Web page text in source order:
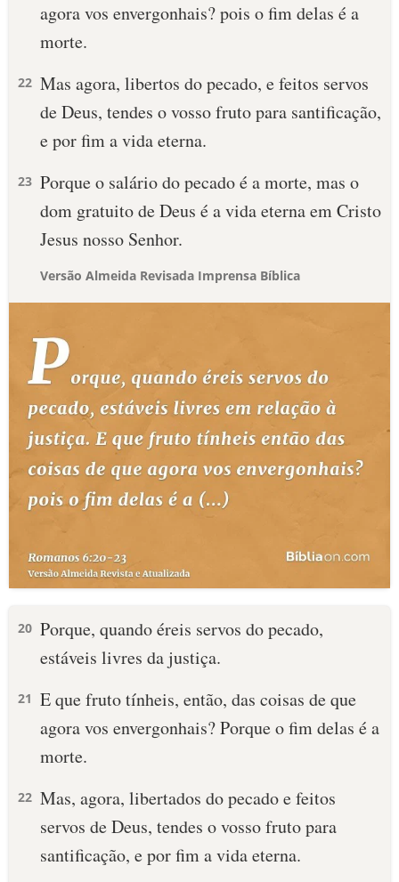
agora vos envergonhais? pois o fim delas é a
morte.
22 Mas agora, libertos do pecado, e feitos servos
de Deus, tendes o vosso fruto para santificação,
e por fim a vida eterna.
23 Porque o salário do pecado é a morte, mas o
dom gratuito de Deus é a vida eterna em Cristo
Jesus nosso Senhor.
Versão Almeida Revisada Imprensa Bíblica
20 Porque, quando éreis servos do pecado,
estáveis livres da justiça.
21 E que fruto tínheis, então, das coisas de que
agora vos envergonhais? Porque o fim delas é a
morte.
22 Mas, agora, libertados do pecado e feitos
servos de Deus, tendes o vosso fruto para
santificação, e por fim a vida eterna.